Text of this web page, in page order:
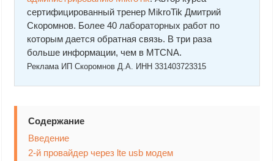
сертифицированный тренер MikroTik Дмитрий
Скоромнов. Более 40 лабораторных работ по
которым дается обратная связь. В три раза
больше информации, чем в MTCNA.
Реклама ИП Скоромнов Д.А. ИНН 331403723315
Содержание
Введение
2-й провайдер через lte usb модем